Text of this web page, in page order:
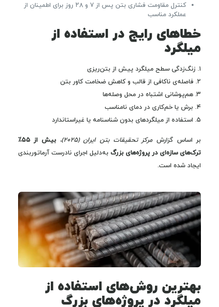
کنترل مقاومت فشاری بتن پس از ۷ و ۲۸ روز برای اطمینان از
عملکرد مناسب
خطاهای رایج در استفاده از
میلگرد
۱. زنگ‌زدگی سطح میلگرد پیش از بتن‌ریزی
۲. فاصله‌ی ناکافی از قالب و کاهش ضخامت کاور بتن
۳. هم‌پوشانی اشتباه در محل وصله‌ها
۴. برش یا خم‌کاری در دمای نامناسب
۵. استفاده از میلگردهای بدون شناسنامه یا غیراستاندارد
بر اساس گزارش مرکز تحقیقات بتن ایران (۲۰۲۵) ،
بیش از ۵۵٪
ترک‌های سازه‌ای در پروژه‌های بزرگبه‌دلیل اجرای نادرست آرماتوربندی
ایجاد شده است.
بهترین روش‌های استفاده از
میلگرد در پروژه‌های بزرگ